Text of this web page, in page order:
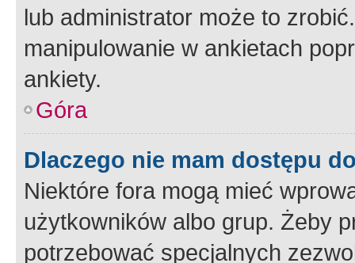
lub administrator może to
manipulowanie w ankietach
ankiety.
Góra
Dlaczego nie mam dostępu
Niektóre fora mogą mieć
użytkowników albo grup. Żeby
potrzebować specjalnych